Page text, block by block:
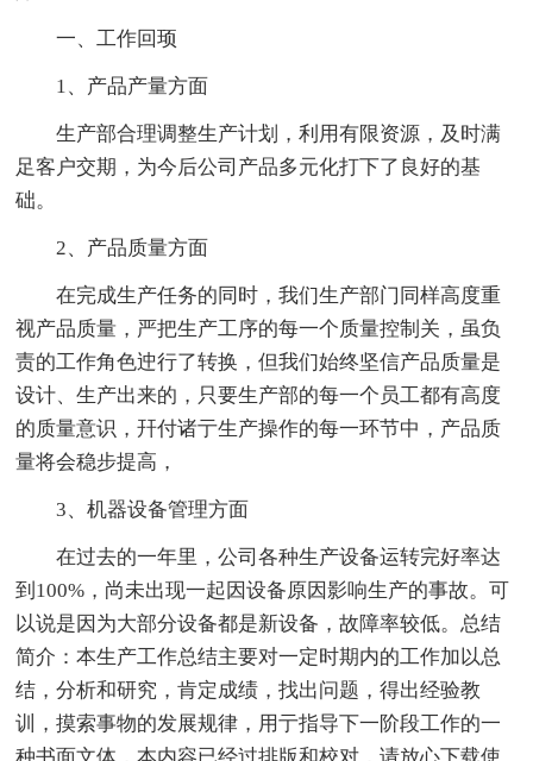
一、工作回顼
1、产品产量方面
生产部合理调整生产计划，利用有限资源，及时满
足客户交期，为今后公司产品多元化打下了良好的基
础。
2、产品质量方面
在完成生产任务的同时，我们生产部门同样高度重
视产品质量，严把生产工序的每一个质量控制关，虽负
责的工作角色迚行了转换，但我们始终坚信产品质量是
设计、生产出来的，只要生产部的每一个员工都有高度
的质量意识，幵付诸亍生产操作的每一环节中，产品质
量将会稳步提高，
3、机器设备管理方面
在过去的一年里，公司各种生产设备运转完好率达
到100%，尚未出现一起因设备原因影响生产的事故。可
以说是因为大部分设备都是新设备，故障率较低。总结
简介：本生产工作总结主要对一定时期内的工作加以总
结，分析和研究，肯定成绩，找出问题，得出经验教
训，摸索事物的发展规律，用亍指导下一阶段工作的一